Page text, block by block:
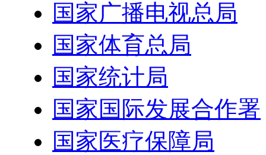
国家广播电视总局
国家体育总局
国家统计局
国家国际发展合作署
国家医疗保障局